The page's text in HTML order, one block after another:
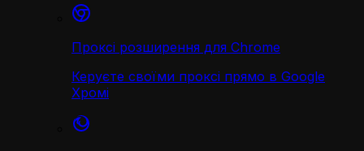
Проксі розширення для Chrome
Керуєте своїми проксі прямо в Google
Хромі